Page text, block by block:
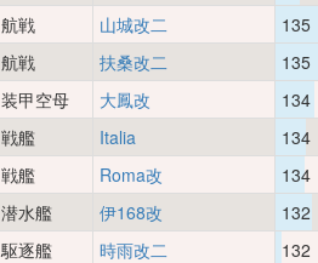
航戦 山城改二
135
航戦 扶桑改二
135
装甲空母 大鳳改
134
戦艦 Italia
134
戦艦 Roma改
134
潜水艦 伊168改
132
駆逐艦 時雨改二
132